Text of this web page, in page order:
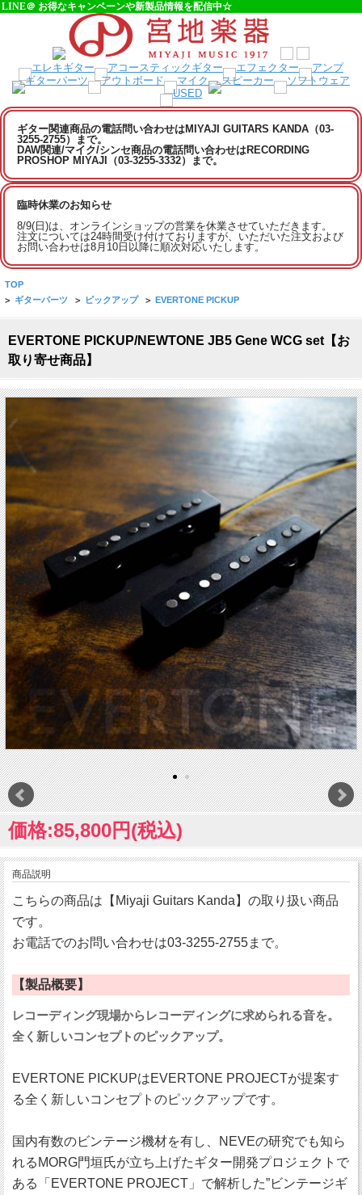
LINE＠ お得なキャンペーンや新製品情報を配信中☆
ギター関連商品の電話問い合わせはMIYAJI GUITARS KANDA（03-
3255-2755）まで。
DAW関連/マイク/シンセ商品の電話問い合わせはRECORDING
PROSHOP MIYAJI（03-3255-3332）まで。
臨時休業のお知らせ
8/9(日)は、オンラインショップの営業を休業させていただきます。
注文については24時間受け付けておりますが、いただいた注文および
お問い合わせは8月10日以降に順次対応いたします。
TOP
> ギターパーツ > ピックアップ > EVERTONE PICKUP
EVERTONE PICKUP/NEWTONE JB5 Gene WCG set【お
取り寄せ商品】
価格:85,800円(税込)
商品説明
こちらの商品は【Miyaji Guitars Kanda】の取り扱い商品
です。
お電話でのお問い合わせは03-3255-2755まで。
【製品概要】
レコーディング現場からレコーディングに求められる音を。
全く新しいコンセプトのピックアップ。
EVERTONE PICKUPはEVERTONE PROJECTが提案す
る全く新しいコンセプトのピックアップです。
国内有数のビンテージ機材を有し、NEVEの研究でも知ら
れるMORG門垣氏が立ち上げたギター開発プロジェクトで
ある「EVERTONE PROJECT」で解析した”ビンテージギ